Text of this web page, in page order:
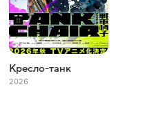
Кресло-танк
2026